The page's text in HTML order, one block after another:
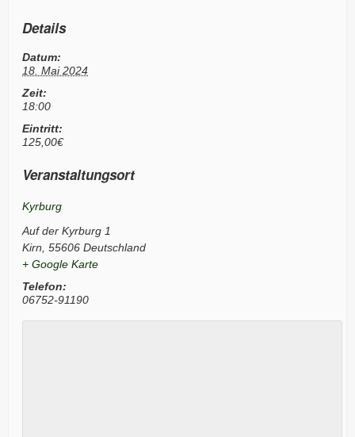
Details
Datum:
18. Mai 2024
Zeit:
18:00
Eintritt:
125,00€
Veranstaltungsort
Kyrburg
Auf der Kyrburg 1
Kirn 55606 Deutschland
+ Google Karte
Telefon:
06752-91190